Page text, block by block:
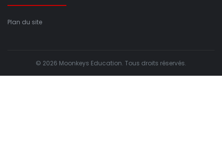
Plan du site
© 2026 Moonkeys Education. Tous droits réservés.